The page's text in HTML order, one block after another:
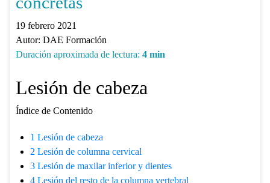
19 febrero 2021
Autor: DAE Formación
Duración aproximada de lectura: 4 min
Lesión de cabeza
Índice de Contenido
1 Lesión de cabeza
2 Lesión de columna cervical
3Lesión de maxilar inferior y dientes
4Lesión del resto de la columna vertebral